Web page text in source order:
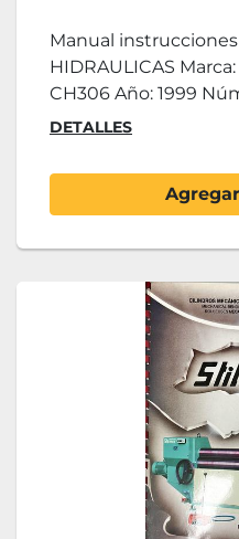
Manual instrucciones
HIDRAULICAS
CH306 Año: 1999
DETALLES